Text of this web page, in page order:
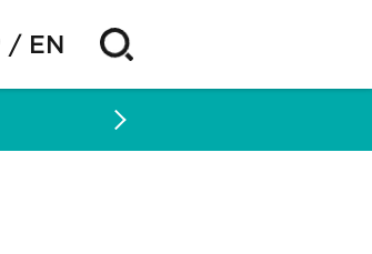
EN